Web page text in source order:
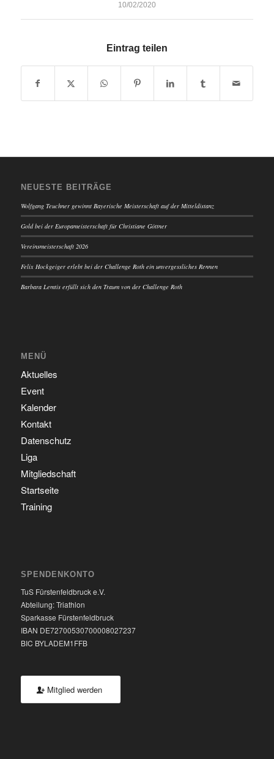
10/02/2020
Eintrag teilen
NEUESTE BEITRÄGE
Wolfgang Teuchner gewinnt Bayerische Meisterschaft auf der Mitteldistanz
Gold bei der Europameisterschaft für Christiane Göttner
Vereinsmeisterschaft 2026
Felix Hockgeiger erlebt bei der Challenge Roth ein unvergessliches Rennen
Barbara Lemtis erfüllt sich den Traum von der Challenge Roth
MENÜ
Aktuelles
Event
Kalender
Kontakt
Datenschutz
Liga
Mitgliedschaft
Startseite
Training
SPENDENKONTO
TuS Fürstenfeldbruck e.V.
Abteilung: Triathlon
Sparkasse Fürstenfeldbruck
IBAN DE72700530700008027237
BIC BYLADEM1FFB
Mitglied werden